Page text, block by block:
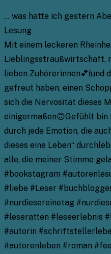
… was hatte ich gestern
Lesung
Mit einem leckeren
Lieblingsstraußwirtschaft,
lieben Zuhörerinnen💕(und
gefreut haben, einen
sich die Nervosität dieses
einigermaßen🙃Gefühlt bin
durch jede Emotion, die
dieses eine Leben“
alle, die meiner Stimme
#bookstagram
#liebe #Leser
#nurdiesereinetag
#leseratten #leseerlebnis
#autorin
#autorenleben #roman